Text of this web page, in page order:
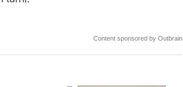
Content sponsored by Outbrain